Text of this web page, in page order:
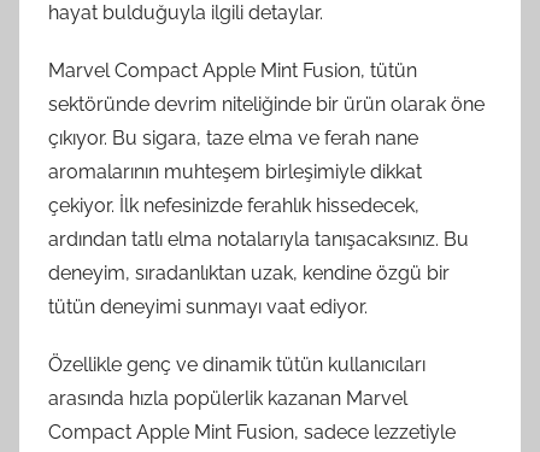
hayat bulduğuyla ilgili detaylar.
Marvel Compact Apple Mint Fusion, tütün
sektöründe devrim niteliğinde bir ürün olarak öne
çıkıyor. Bu sigara, taze elma ve ferah nane
aromalarının muhteşem birleşimiyle dikkat
çekiyor. İlk nefesinizde ferahlık hissedecek,
ardından tatlı elma notalarıyla tanışacaksınız. Bu
deneyim, sıradanlıktan uzak, kendine özgü bir
tütün deneyimi sunmayı vaat ediyor.
Özellikle genç ve dinamik tütün kullanıcıları
arasında hızla popülerlik kazanan Marvel
Compact Apple Mint Fusion, sadece lezzetiyle